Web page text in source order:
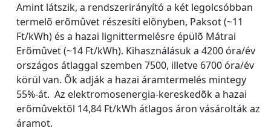
Amint látszik, a rendszerirányító a két legolcsóbban
termelõ erõmûvet részesíti elõnyben, Paksot (~11
Ft/kWh) és a hazai lignittermelésre épülõ Mátrai
Erõmûvet (~14 Ft/kWh). Kihasználásuk a 4200 óra/év
országos átlaggal szemben 7500, illetve 6700 óra/év
körül van. Õk adják a hazai áramtermelés mintegy
55%-át. Az elektromosenergia-kereskedõk a hazai
erõmûvektõl 14,84 Ft/kWh átlagos áron vásárolták az
áramot.